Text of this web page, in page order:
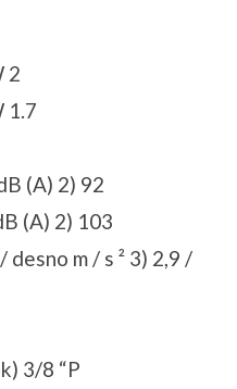
2
1.7
(A) 2) 92
(A) 2) 103
m / s ² 3) 2,9 /
3/8 “P